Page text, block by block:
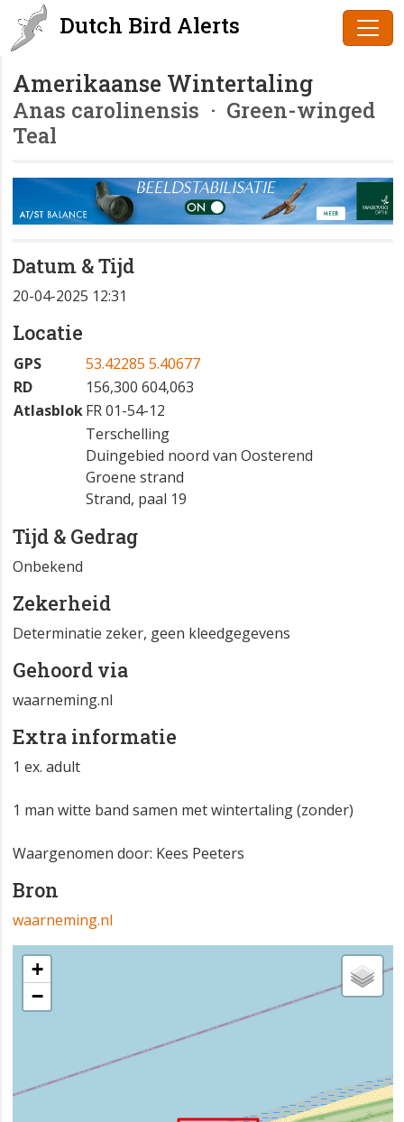
Dutch Bird Alerts
Amerikaanse Wintertaling
Anas carolinensis · Green-winged
Teal
Datum & Tijd
20-04-2025 12:31
Locatie
GPS
53.42285 5.40677
RD
156,300 604,063
AtlasblokFR 01-54-12
Terschelling
Duingebied noord van Oosterend
Groene strand
Strand, paal 19
Tijd & Gedrag
Onbekend
Zekerheid
Determinatie zeker, geen kleedgegevens
Gehoord via
waarneming.nl
Extra informatie
1 ex. adult
1 man witte band samen met wintertaling (zonder)
Waargenomen door: Kees Peeters
Bron
waarneming.nl
+
−